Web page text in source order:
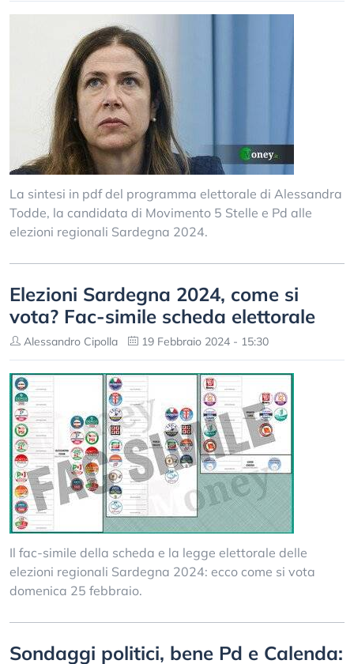
La sintesi in pdf del programma elettorale di Alessandra
Todde, la candidata di Movimento 5 Stelle e Pd alle
elezioni regionali Sardegna 2024.
Elezioni Sardegna 2024, come si
vota? Fac-simile scheda elettorale
Alessandro Cipolla 19 Febbraio 2024 - 15:30
Il fac-simile della scheda e la legge elettorale delle
elezioni regionali Sardegna 2024: ecco come si vota
domenica 25 febbraio.
Sondaggi politici, bene Pd e Calenda: